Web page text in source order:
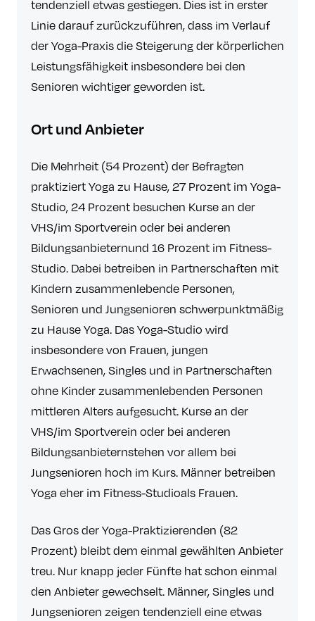
tendenziell etwas gestiegen. Dies ist in erster
Linie darauf zurückzuführen, dass im Verlauf
der Yoga-Praxis die Steigerung der körperlichen
Leistungsfähigkeit insbesondere bei den
Senioren wichtiger geworden ist.
Ort und Anbieter
Die Mehrheit (54 Prozent) der Befragten
praktiziert Yoga zu Hause, 27 Prozent im Yoga-
Studio, 24 Prozent besuchen Kurse an der
VHS/im Sportverein oder bei anderen
Bildungsanbieternund 16 Prozent im Fitness-
Studio. Dabei betreiben in Partnerschaften mit
Kindern zusammenlebende Personen,
Senioren und Jungsenioren schwerpunktmäßig
zu Hause Yoga. Das Yoga-Studio wird
insbesondere von Frauen, jungen
Erwachsenen, Singles und in Partnerschaften
ohne Kinder zusammenlebenden Personen
mittleren Alters aufgesucht. Kurse an der
VHS/im Sportverein oder bei anderen
Bildungsanbieternstehen vor allem bei
Jungsenioren hoch im Kurs. Männer betreiben
Yoga eher im Fitness-Studioals Frauen.
Das Gros der Yoga-Praktizierenden (82
Prozent) bleibt dem einmal gewählten Anbieter
treu. Nur knapp jeder Fünfte hat schon einmal
den Anbieter gewechselt. Männer, Singles und
Jungsenioren zeigen tendenziell eine etwas